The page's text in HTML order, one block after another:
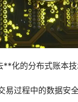
化的分布式账本
过程中的数据安全